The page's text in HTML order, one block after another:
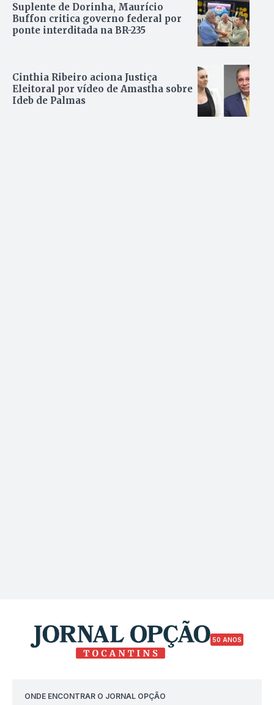
Suplente de Dorinha, Maurício
Buffon critica governo federal por
ponte interditada na BR-235
Cinthia Ribeiro aciona Justiça
Eleitoral por vídeo de Amastha sobre
Ideb de Palmas
50 ANOS
ONDE ENCONTRAR O JORNAL OPÇÃO